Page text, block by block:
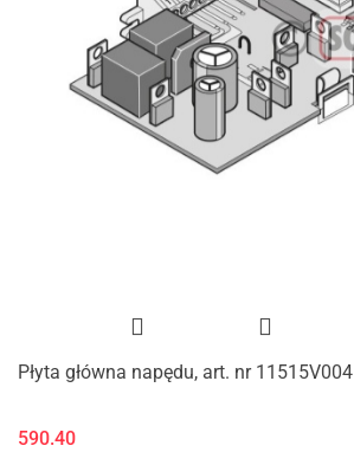
Płyta główna napędu, art. nr 11515V004
590.40